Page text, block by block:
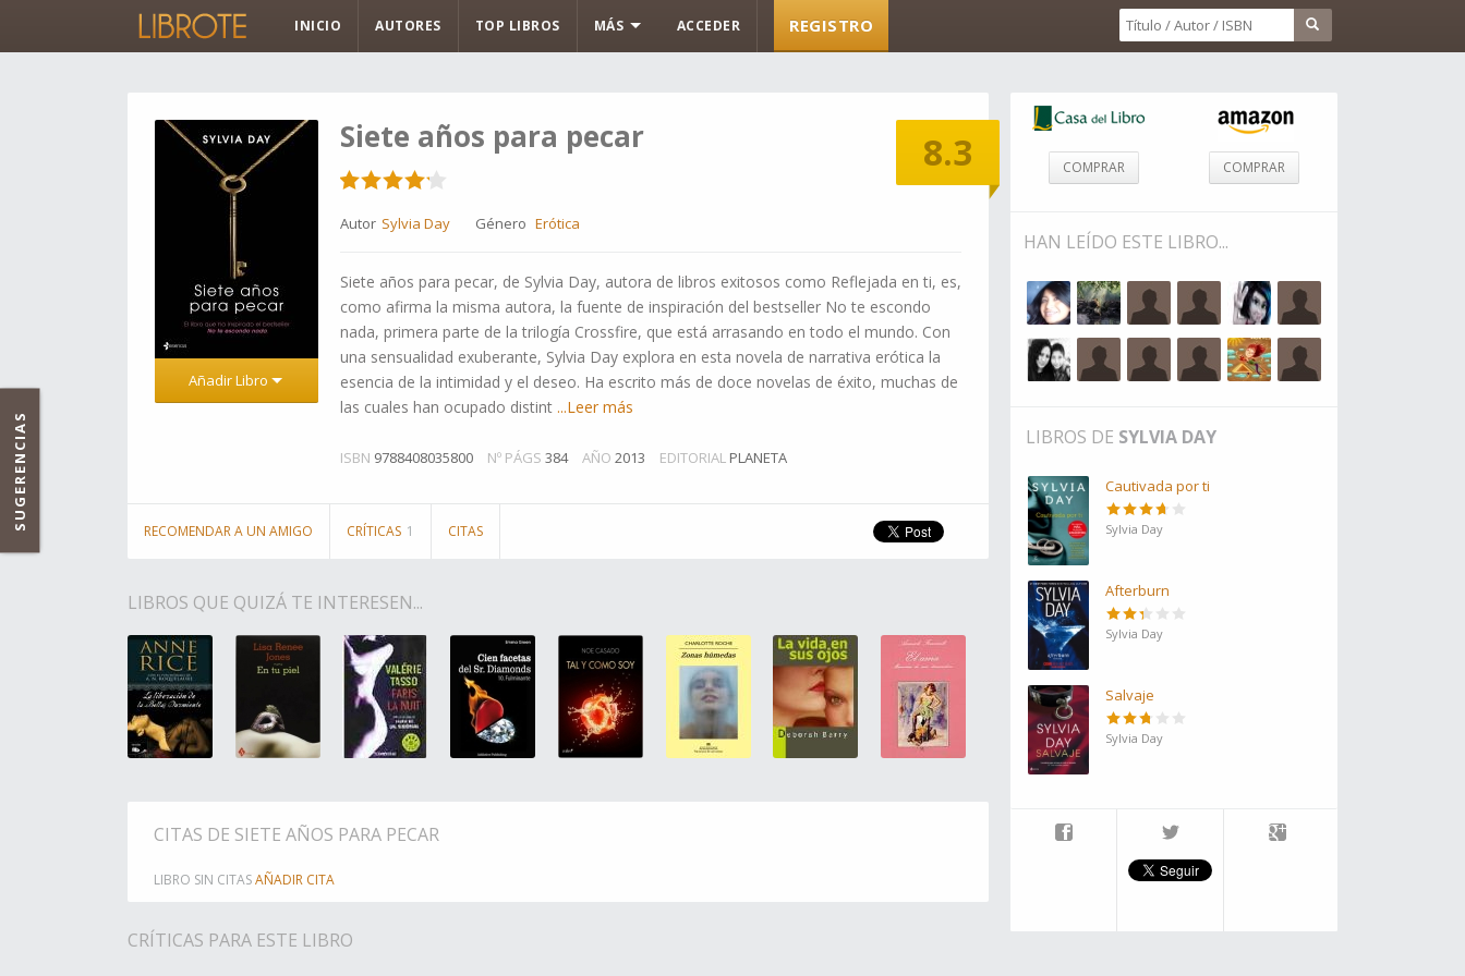
INICIO AUTORES TOP LIBROS MÁS ACCEDER REGISTRO
8.3
Añadir Libro
Siete años para pecar
Autor Sylvia Day Género Erótica
Siete años para pecar, de Sylvia Day, autora de libros exitosos como Reflejada en ti, es,
como afirma la misma autora, la fuente de inspiración del bestseller No te escondo
nada, primera parte de la trilogía Crossfire, que está arrasando en todo el mundo. Con
una sensualidad exuberante, Sylvia Day explora en esta novela de narrativa erótica la
esencia de la intimidad y el deseo. Ha escrito más de doce novelas de éxito, muchas de
las cuales han ocupado distint ...Leer más
ISBN 9788408035800 Nº PÁGS 384 AÑO 2013 EDITORIAL PLANETA
RECOMENDAR A UN AMIGO CRÍTICAS 1 CITAS
LIBROS QUE QUIZÁ TE INTERESEN...
CITAS DE SIETE AÑOS PARA PECAR
LIBRO SIN CITASAÑADIR CITA
CRÍTICAS PARA ESTE LIBRO
COMPRAR COMPRAR
HAN LEÍDO ESTE LIBRO...
LIBROS DE SYLVIA DAY
Cautivada por ti
Sylvia Day
Afterburn
Sylvia Day
Salvaje
Sylvia Day
SUGERENCIAS